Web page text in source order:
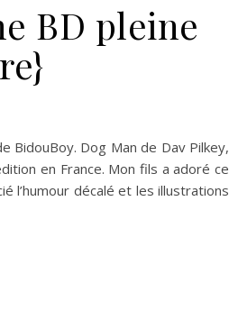
BD pleine
Dog Man de Dav Pilkey,
en France. Mon fils a adoré ce
l’humour décalé et les illustrations